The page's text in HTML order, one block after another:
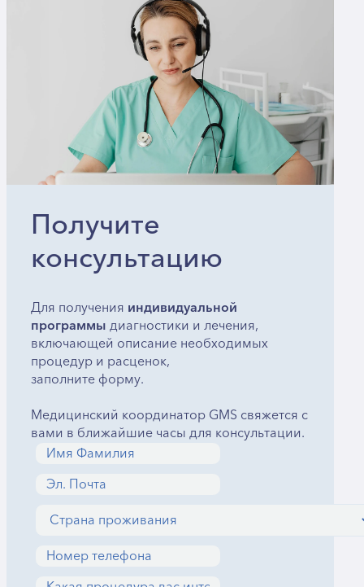
Получите
консультацию
Для получения индивидуальной
программыдиагностики и лечения,
включающей описание необходимых
процедур и расценок,
заполните форму.
Медицинский координатор GMS свяжется с
вами в ближайшие часы для консультации.